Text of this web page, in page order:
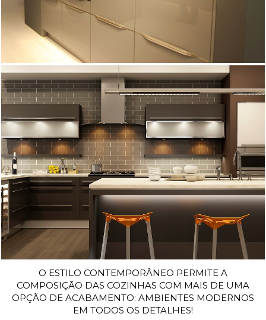
GIORNO
O ESTILO CONTEMPORÂNEO PERMITE A
COMPOSIÇÃO DAS COZINHAS COM MAIS DE UMA
OPÇÃO DE ACABAMENTO: AMBIENTES MODERNOS
EM TODOS OS DETALHES!